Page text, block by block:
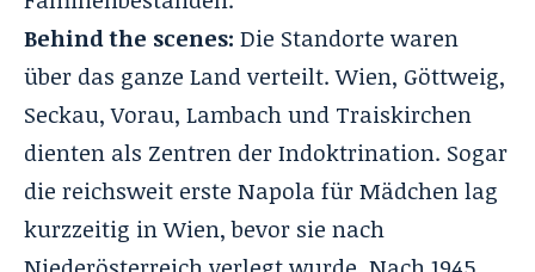
Behind the scenes: Die Standorte waren
über das ganze Land verteilt. Wien, Göttweig,
Seckau, Vorau, Lambach und Traiskirchen
dienten als Zentren der Indoktrination. Sogar
die reichsweit erste Napola für Mädchen lag
kurzzeitig in Wien, bevor sie nach